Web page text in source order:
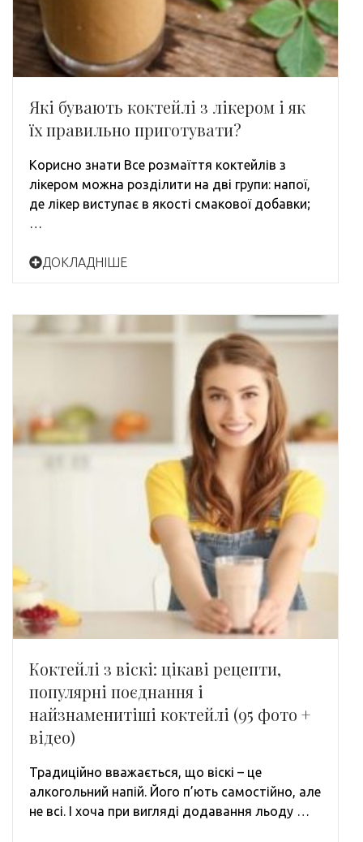
Які бувають коктейлі з лікером і як
їх правильно приготувати?
Корисно знати Все розмаїття коктейлів з
лікером можна розділити на дві групи: напої,
де лікер виступає в якості смакової добавки;
…
ДОКЛАДНІШЕ
Коктейлі з віскі: цікаві рецепти,
популярні поєднання і
найзнаменитіші коктейлі (95 фото +
відео)
Традиційно вважається, що віскі – це
алкогольний напій. Його п’ють самостійно, але
не всі. І хоча при вигляді додавання льоду …